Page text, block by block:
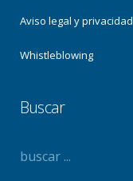
Aviso legal y privacidad
Whistleblowing
Buscar